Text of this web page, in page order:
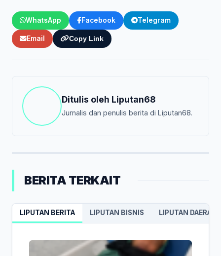
WhatsApp Facebook Telegram
Email Copy Link
Ditulis oleh Liputan68
Jurnalis dan penulis berita di Liputan68.
BERITA TERKAIT
LIPUTAN BERITA LIPUTAN BISNIS LIPUTAN DAERAH